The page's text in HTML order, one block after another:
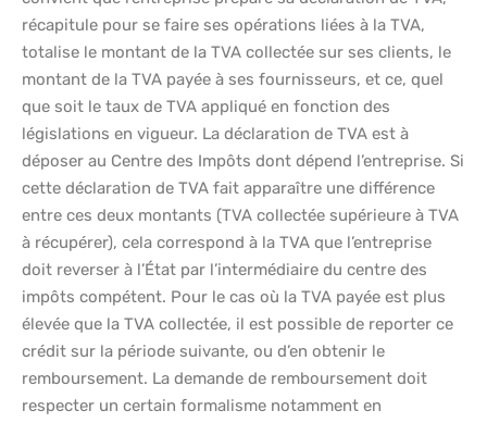
récapitule pour se faire ses opérations liées à la TVA,
totalise le montant de la TVA collectée sur ses clients, le
montant de la TVA payée à ses fournisseurs, et ce, quel
que soit le taux de TVA appliqué en fonction des
législations en vigueur. La déclaration de TVA est à
déposer au Centre des Impôts dont dépend l’entreprise. Si
cette déclaration de TVA fait apparaître une différence
entre ces deux montants (TVA collectée supérieure à TVA
à récupérer), cela correspond à la TVA que l’entreprise
doit reverser à l’État par l’intermédiaire du centre des
impôts compétent. Pour le cas où la TVA payée est plus
élevée que la TVA collectée, il est possible de reporter ce
crédit sur la période suivante, ou d’en obtenir le
remboursement. La demande de remboursement doit
respecter un certain formalisme notamment en